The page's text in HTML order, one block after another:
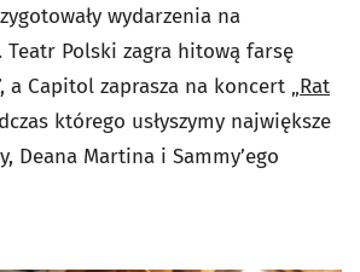
wydarzenia na
Teatr Polski zagra hitową farsę
, a Capitol zaprasza na koncert „Rat
którego usłyszymy największe
Deana Martina i Sammy’ego